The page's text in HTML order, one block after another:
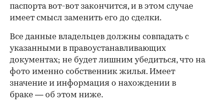
паспорта вот-вот закончится, и в этом случае
имеет смысл заменить его до сделки.
Все данные владельцев должны совпадать с
указанными в правоустанавливающих
документах; не будет лишним убедиться, что на
фото именно собственник жилья. Имеет
значение и информация о нахождении в
браке — об этом ниже.